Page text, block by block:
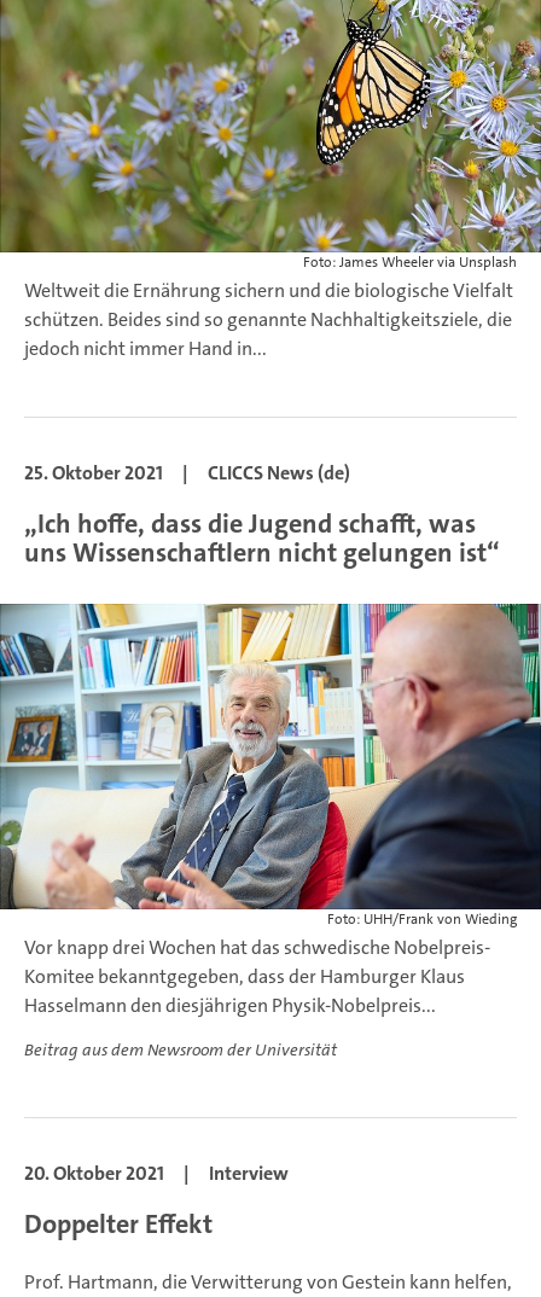
Foto: James Wheeler via Unsplash
Weltweit die Ernährung sichern und die biologische Vielfalt
schützen. Beides sind so genannte Nachhaltigkeitsziele, die
jedoch nicht immer Hand in...
25. Oktober 2021 | CLICCS News (de)
„Ich hoffe, dass die Jugend schafft, was
uns Wissenschaftlern nicht gelungen ist“
Foto: UHH/Frank von Wieding
Vor knapp drei Wochen hat das schwedische Nobelpreis-
Komitee bekanntgegeben, dass der Hamburger Klaus
Hasselmann den diesjährigen Physik-Nobelpreis...
Beitrag aus dem Newsroom der Universität
20. Oktober 2021 | Interview
Doppelter Effekt
Prof. Hartmann, die Verwitterung von Gestein kann helfen,